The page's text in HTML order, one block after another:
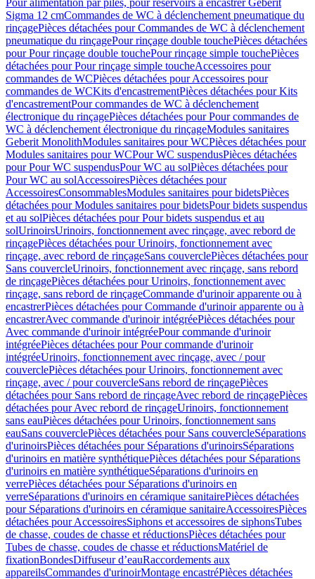
Pour alimentation par piles, pour réservoirs à encastrer Geberit
Sigma 12 cmCommandes de WC à déclenchement pneumatique du
rinçagePièces détachées pour Commandes de WC à déclenchement
pneumatique du rinçagePour rinçage double touchePièces détachées
pour Pour rinçage double touchePour rinçage simple touchePièces
détachées pour Pour rinçage simple toucheAccessoires pour
commandes de WCPièces détachées pour Accessoires pour
commandes de WCKits d'encastrementPièces détachées pour Kits
d'encastrementPour commandes de WC à déclenchement
électronique du rinçagePièces détachées pour Pour commandes de
WC à déclenchement électronique du rinçageModules sanitaires
Geberit MonolithModules sanitaires pour WCPièces détachées pour
Modules sanitaires pour WCPour WC suspendusPièces détachées
pour Pour WC suspendusPour WC au solPièces détachées pour
Pour WC au solAccessoiresPièces détachées pour
AccessoiresConsommablesModules sanitaires pour bidetsPièces
détachées pour Modules sanitaires pour bidetsPour bidets suspendus
et au solPièces détachées pour Pour bidets suspendus et au
solUrinoirsUrinoirs, fonctionnement avec rinçage, avec rebord de
rinçagePièces détachées pour Urinoirs, fonctionnement avec
rinçage, avec rebord de rinçageSans couverclePièces détachées pour
Sans couvercleUrinoirs, fonctionnement avec rinçage, sans rebord
de rinçagePièces détachées pour Urinoirs, fonctionnement avec
rinçage, sans rebord de rinçageCommande d'urinoir apparente ou à
encastrerPièces détachées pour Commande d'urinoir apparente ou à
encastrerAvec commande d'urinoir intégréePièces détachées pour
Avec commande d'urinoir intégréePour commande d'urinoir
intégréePièces détachées pour Pour commande d'urinoir
intégréeUrinoirs, fonctionnement avec rinçage, avec / pour
couverclePièces détachées pour Urinoirs, fonctionnement avec
rinçage, avec / pour couvercleSans rebord de rinçagePièces
détachées pour Sans rebord de rinçageAvec rebord de rinçagePièces
détachées pour Avec rebord de rinçageUrinoirs, fonctionnement
sans eauPièces détachées pour Urinoirs, fonctionnement sans
eauSans couverclePièces détachées pour Sans couvercleSéparations
d'urinoirsPièces détachées pour Séparations d'urinoirsSéparations
d'urinoirs en matière synthétiquePièces détachées pour Séparations
d'urinoirs en matière synthétiqueSéparations d'urinoirs en
verrePièces détachées pour Séparations d'urinoirs en
verreSéparations d'urinoirs en céramique sanitairePièces détachées
pour Séparations d'urinoirs en céramique sanitaireAccessoiresPièces
détachées pour AccessoiresSiphons et accessoires de siphonsTubes
de chasse, coudes de chasse et réductionsPièces détachées pour
Tubes de chasse, coudes de chasse et réductionsMatériel de
fixationBondesDiffuseur d’eauRaccordements aux
appareilsCommandes d'urinoirMontage encastréPièces détachées